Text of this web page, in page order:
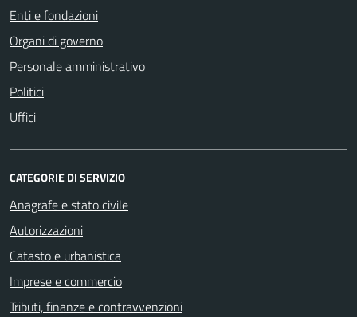
Enti e fondazioni
Organi di governo
Personale amministrativo
Politici
Uffici
CATEGORIE DI SERVIZIO
Anagrafe e stato civile
Autorizzazioni
Catasto e urbanistica
Imprese e commercio
Tributi, finanze e contravvenzioni